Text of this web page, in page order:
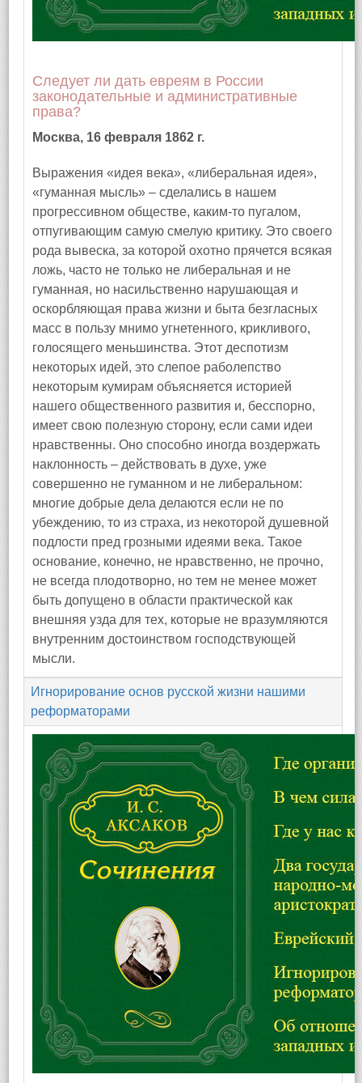
Следует ли дать евреям в России
законодательные и административные
права?
Москва, 16 февраля 1862 г.
Выражения «идея века», «либеральная идея»,
«гуманная мысль» – сделались в нашем
прогрессивном обществе, каким‑то пугалом,
отпугивающим самую смелую критику. Это своего
рода вывеска, за которой охотно прячется всякая
ложь, часто не только не либеральная и не
гуманная, но насильственно нарушающая и
оскорбляющая права жизни и быта безгласных
масс в пользу мнимо угнетенного, крикливого,
голосящего меньшинства. Этот деспотизм
некоторых идей, это слепое раболепство
некоторым кумирам объясняется историей
нашего общественного развития и, бесспорно,
имеет свою полезную сторону, если сами идеи
нравственны. Оно способно иногда воздержать
наклонность – действовать в духе, уже
совершенно не гуманном и не либеральном:
многие добрые дела делаются если не по
убеждению, то из страха, из некоторой душевной
подлости пред грозными идеями века. Такое
основание, конечно, не нравственно, не прочно,
не всегда плодотворно, но тем не менее может
быть допущено в области практической как
внешняя узда для тех, которые не вразумляются
внутренним достоинством господствующей
мысли.
Игнорирование основ русской жизни нашими
реформаторами